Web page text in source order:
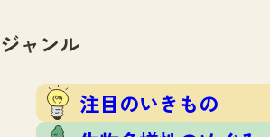
注目のいきもの
生物多様性のめぐみ
イベント
いきもの調査隊
調査レポート
ジャンル
注目のいきもの